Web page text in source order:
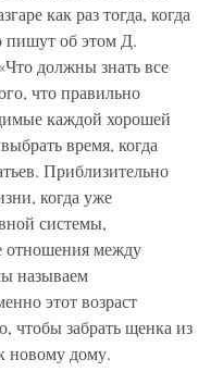
как раз тогда, когда
пишут об этом Д.
должны знать все
что правильно
каждой хорошей
время, когда
Приблизительно
когда уже
системы,
отношения между
называем
этот возраст
чтобы забрать щенка из
новому дому.